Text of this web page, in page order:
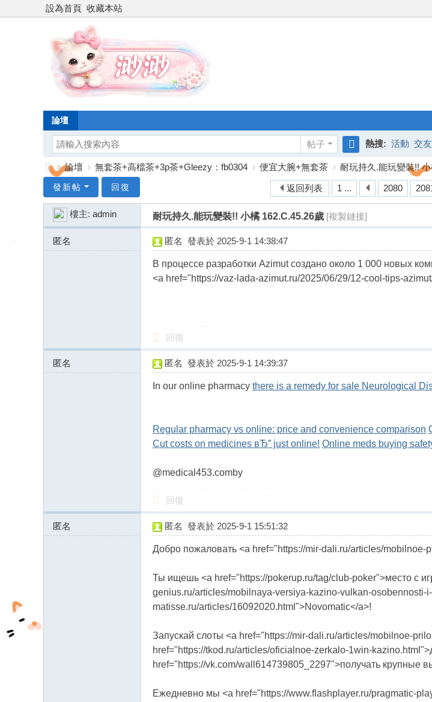
設為首頁 收藏本站
論壇
帖子
搜
索
熱搜: 活動 交友
灣
外
版
zy
：
» 論壇 › 無套茶+高檔茶+3p茶+Gleezy：fb0304 › 便宜大腕+無套茶 › 耐玩持久.能玩變裝!!
1 ... 2080
返回列表
發新帖 回復
樓主: admin 耐玩持久.能玩變裝!! 小橘 162.C.45.26歲 [複製鏈接]
匿名
62.113.118.x:50274
匿名 發表於 2025-9-1 14:38:47
В процессе разработки Azimut создано около 1 000 новых
<a href="https://vaz-lada-azimut.ru/2025/06/29/12-cool-tips-
回復
匿名
176.56.185.x:12230
匿名 發表於 2025-9-1 14:39:37
In our online pharmacy there is a remedy for sale Neurological
Regular pharmacy vs online: price and convenience comparison
Cut costs on medicines вЂ” just online! Online meds buying
@medical453.comby
回復
匿名
89.221.206.x:26796
匿名 發表於 2025-9-1 15:51:32
Добро пожаловать <a href="https://mir-dali.ru/articles/mobilnoe-
Ты ищешь <a href="https://pokerup.ru/tag/club-poker">место с
genius.ru/articles/mobilnaya-versiya-kazino-vulkan-
matisse.ru/articles/16092020.html">Novomatic</a>!
Запускай слоты <a href="https://mir-dali.ru/articles/mobilnoe-
href="https://tkod.ru/articles/oficialnoe-zerkalo-1win-
href="https://vk.com/wall614739805_2297">получать крупные
Ежедневно мы <a href="https://www.flashplayer.ru/pragmatic-